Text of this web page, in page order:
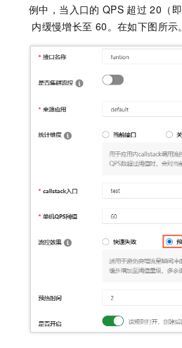
例中，当入口的 QPS 超过 20（即
内缓慢增长至 60。在如下图所示。